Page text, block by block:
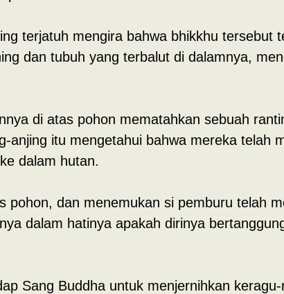
terjatuh mengira bahwa bhikkhu tersebut
dan tubuh yang terbalut di dalamnya,
di atas pohon mematahkan sebuah
anjing itu mengetahui bahwa mereka telah
dalam hutan.
pohon, dan menemukan si pemburu telah
dalam hatinya apakah dirinya
Sang Buddha untuk menjernihkan